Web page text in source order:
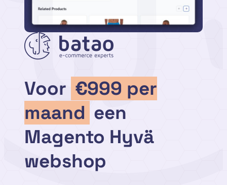
Voor €999 per
maand een
Magento Hyvä
webshop